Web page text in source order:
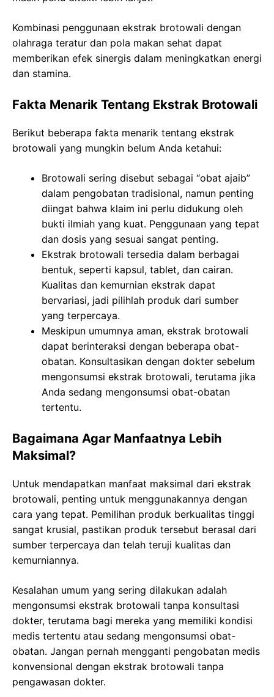
Kombinasi penggunaan ekstrak brotowali dengan
olahraga teratur dan pola makan sehat dapat
memberikan efek sinergis dalam meningkatkan energi
dan stamina.
Fakta Menarik Tentang Ekstrak Brotowali
Berikut beberapa fakta menarik tentang ekstrak
brotowali yang mungkin belum Anda ketahui:
Brotowali sering disebut sebagai “obat ajaib”
dalam pengobatan tradisional, namun penting
diingat bahwa klaim ini perlu didukung oleh
bukti ilmiah yang kuat. Penggunaan yang tepat
dan dosis yang sesuai sangat penting.
Ekstrak brotowali tersedia dalam berbagai
bentuk, seperti kapsul, tablet, dan cairan.
Kualitas dan kemurnian ekstrak dapat
bervariasi, jadi pilihlah produk dari sumber
yang terpercaya.
Meskipun umumnya aman, ekstrak brotowali
dapat berinteraksi dengan beberapa obat-
obatan. Konsultasikan dengan dokter sebelum
mengonsumsi ekstrak brotowali, terutama jika
Anda sedang mengonsumsi obat-obatan
tertentu.
Bagaimana Agar Manfaatnya Lebih
Maksimal?
Untuk mendapatkan manfaat maksimal dari ekstrak
brotowali, penting untuk menggunakannya dengan
cara yang tepat. Pemilihan produk berkualitas tinggi
sangat krusial, pastikan produk tersebut berasal dari
sumber terpercaya dan telah teruji kualitas dan
kemurniannya.
Kesalahan umum yang sering dilakukan adalah
mengonsumsi ekstrak brotowali tanpa konsultasi
dokter, terutama bagi mereka yang memiliki kondisi
medis tertentu atau sedang mengonsumsi obat-
obatan. Jangan pernah mengganti pengobatan medis
konvensional dengan ekstrak brotowali tanpa
pengawasan dokter.